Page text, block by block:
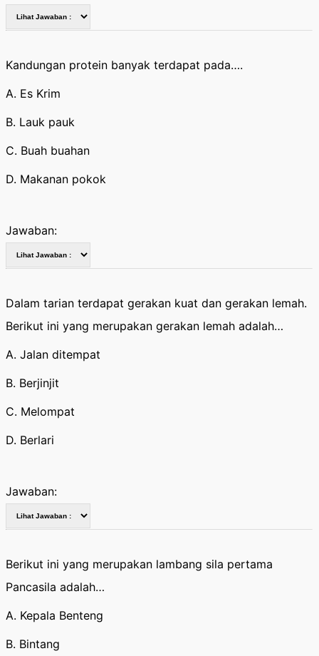
Kandungan protein banyak terdapat pada….
A. Es Krim
B. Lauk pauk
C. Buah buahan
D. Makanan pokok
Jawaban:
Dalam tarian terdapat gerakan kuat dan gerakan lemah.
Berikut ini yang merupakan gerakan lemah adalah…
A. Jalan ditempat
B. Berjinjit
C. Melompat
D. Berlari
Jawaban:
Berikut ini yang merupakan lambang sila pertama
Pancasila adalah…
A. Kepala Benteng
B. Bintang